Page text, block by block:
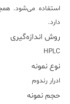
استفاده می‌شود.
دارد.
روش اندازه‌گیری
HPLC
نوع نمونه
ادرار رندوم
حجم نمونه